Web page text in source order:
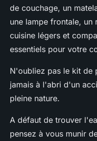
de couchage, un
une lampe frontale, un
cuisine légers et
essentiels pour votre
N'oubliez pas le kit de
jamais à l'abri d'un
pleine nature.
A défaut de trouver
pensez à vous munir